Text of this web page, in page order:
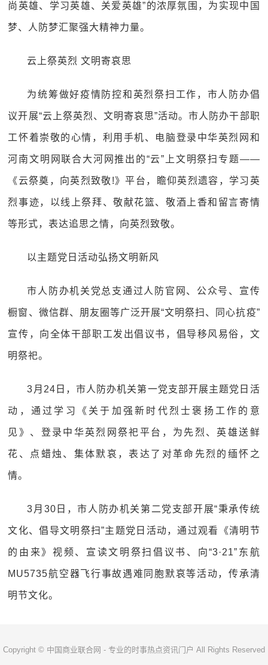
尚英雄、学习英雄、关爱英雄”的浓厚氛围，为实现中国
梦、人防梦汇聚强大精神力量。
云上祭英烈 文明寄哀思
为统筹做好疫情防控和英烈祭扫工作，市人防办倡
议开展“云上祭英烈、文明寄哀思”活动。市人防办干部职
工怀着崇敬的心情，利用手机、电脑登录中华英烈网和
河南文明网联合大河网推出的“云”上文明祭扫专题——
《云祭奠，向英烈致敬!》平台，瞻仰英烈遗容，学习英
烈事迹，以线上祭拜、敬献花篮、敬酒上香和留言寄情
等形式，表达追思之情，向英烈致敬。
以主题党日活动弘扬文明新风
市人防办机关党总支通过人防官网、公众号、宣传
橱窗、微信群、朋友圈等广泛开展“文明祭扫、同心抗疫”
宣传，向全体干部职工发出倡议书，倡导移风易俗，文
明祭祀。
3月24日，市人防办机关第一党支部开展主题党日活
动，通过学习《关于加强新时代烈士褒扬工作的意
见》、登录中华英烈网祭祀平台，为先烈、英雄送鲜
花、点蜡烛、集体默哀，表达了对革命先烈的缅怀之
情。
3月30日，市人防办机关第二党支部开展“秉承传统
文化、倡导文明祭扫”主题党日活动，通过观看《清明节
的由来》视频、宣读文明祭扫倡议书、向“3·21”东航
MU5735航空器飞行事故遇难同胞默哀等活动，传承清
明节文化。
Copyright © 中国商业联合网 - 专业的时事热点资讯门户 All Rights Reserved